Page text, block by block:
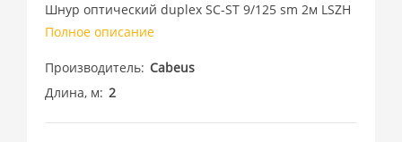
Шнур оптический duplex SC-ST 9/125 sm 2м LSZH
Полное описание
Производитель Cabeus
Длина, м 2